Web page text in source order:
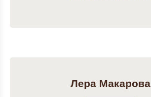
Лера Макарова